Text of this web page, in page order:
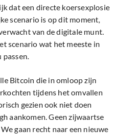
dat een directe koersexplosie
scenario is op dit moment,
van de digitale munt.
scenario wat het meeste in
passen.
Bitcoin die in omloop zijn
tijdens het omvallen
gezien ook niet doen
aankomen. Geen zijwaartse
gaan recht naar een nieuwe